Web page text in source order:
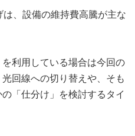
、設備の維持費高騰が主な
利用している場合は今回の
回線への切り替えや、そも
「仕分け」を検討するタイ